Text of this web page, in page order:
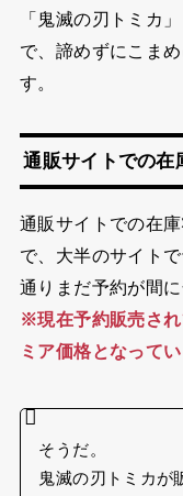
「鬼滅の刃トミカ
で、諦めずにこま
す。
通販サイトでの在
通販サイトでの在
で、大半のサイト
通りまだ予約が間
※現在予約販売さ
ミア価格となって
そうだ。
鬼滅の刃トミカが